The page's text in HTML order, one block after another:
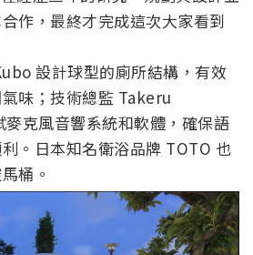
作，最終才完成這次大家看到
設計球型的廁所結構，有效
味；技術總監 Takeru
克風音響系統和軟體，確保語
。日本知名衛浴品牌 TOTO 也
桶。